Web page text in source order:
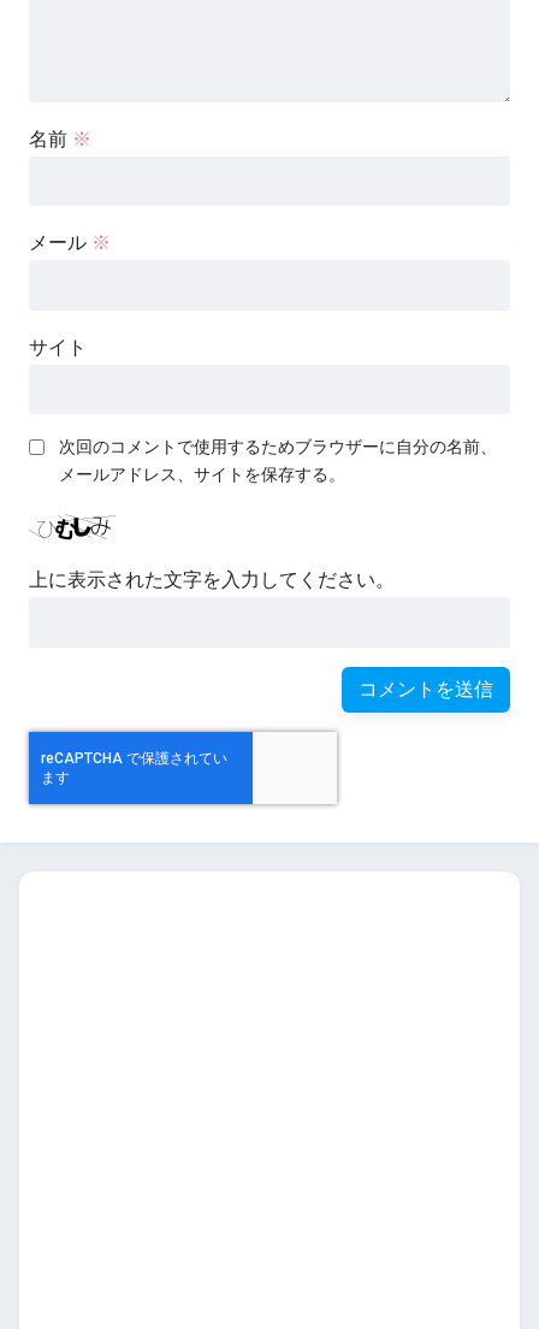
名前 ※
メール ※
サイト
次回のコメントで使用するためブラウザーに自分の名前、
メールアドレス、サイトを保存する。
上に表示された文字を入力してください。